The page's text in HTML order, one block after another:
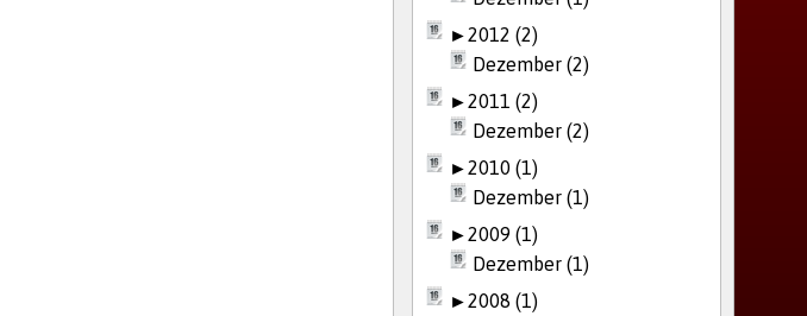
►2012 (2)
Dezember (2)
►2011 (2)
Dezember (2)
►2010 (1)
Dezember (1)
►2009 (1)
Dezember (1)
►2008 (1)